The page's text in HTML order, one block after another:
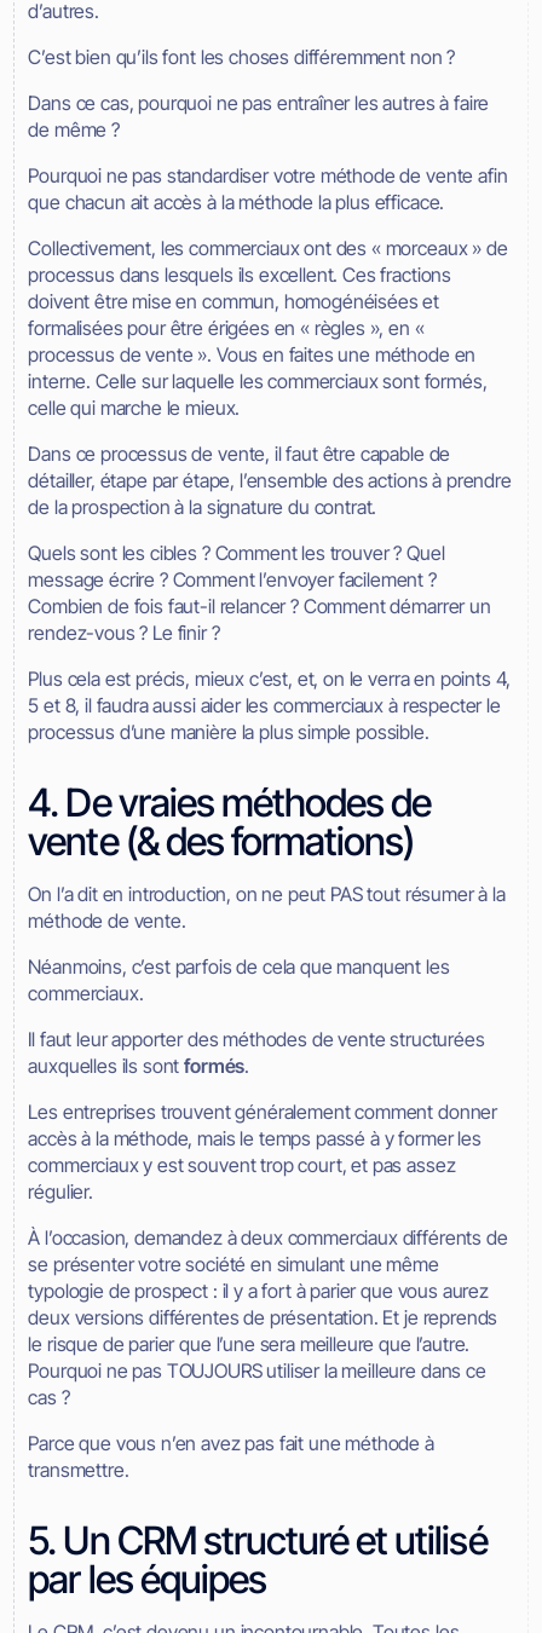
d’autres.
C’est bien qu’ils font les choses différemment non ?
Dans ce cas, pourquoi ne pas entraîner les autres à faire
de même ?
Pourquoi ne pas standardiser votre méthode de vente afin
que chacun ait accès à la méthode la plus efficace.
Collectivement, les commerciaux ont des « morceaux » de
processus dans lesquels ils excellent. Ces fractions
doivent être mise en commun, homogénéisées et
formalisées pour être érigées en « règles », en «
processus de vente ». Vous en faites une méthode en
interne. Celle sur laquelle les commerciaux sont formés,
celle qui marche le mieux.
Dans ce processus de vente, il faut être capable de
détailler, étape par étape, l’ensemble des actions à prendre
de la prospection à la signature du contrat.
Quels sont les cibles ? Comment les trouver ? Quel
message écrire ? Comment l’envoyer facilement ?
Combien de fois faut-il relancer ? Comment démarrer un
rendez-vous ? Le finir ?
Plus cela est précis, mieux c’est, et, on le verra en points 4,
5 et 8, il faudra aussi aider les commerciaux à respecter le
processus d’une manière la plus simple possible.
4. De vraies méthodes de
vente (& des formations)
On l’a dit en introduction, on ne peut PAS tout résumer à la
méthode de vente.
Néanmoins, c’est parfois de cela que manquent les
commerciaux.
Il faut leur apporter des méthodes de vente structurées
auxquelles ils sontformés.
Les entreprises trouvent généralement comment donner
accès à la méthode, mais le temps passé à y former les
commerciaux y est souvent trop court, et pas assez
régulier.
À l’occasion, demandez à deux commerciaux différents de
se présenter votre société en simulant une même
typologie de prospect : il y a fort à parier que vous aurez
deux versions différentes de présentation. Et je reprends
le risque de parier que l’une sera meilleure que l’autre.
Pourquoi ne pas TOUJOURS utiliser la meilleure dans ce
cas ?
Parce que vous n’en avez pas fait une méthode à
transmettre.
5. Un CRM structuré et utilisé
par les équipes